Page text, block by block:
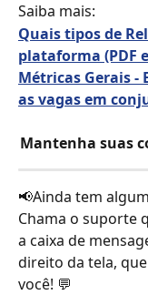
Saiba mais:
Quais tipos de
plataforma (PDF
Métricas Gerais -
as vagas em
Mantenha suas
📢Ainda tem
Chama o suporte
a caixa de
direito da tela,
você! 💬